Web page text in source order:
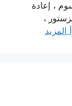
، إعادة
،
المزيد